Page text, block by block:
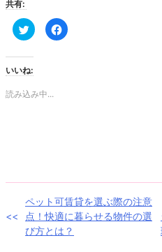
共有:
ク
リ
し
て
Twitter
共
有
開
ま
す)
Facebook
で
し
い
ウ
ィ
ン
ド
ウ
いいね:
読み込み中...
ペット可賃貸を選ぶ際の注意
点！快適に暮らせる物件の選
び方とは？